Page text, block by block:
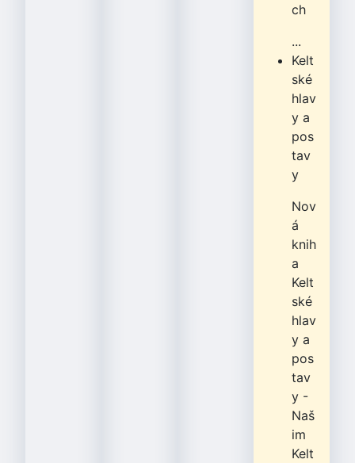
ch
...
Kelt
ské
hlav
y a
pos
tav
y
Nov
á
knih
a
Kelt
ské
hlav
y a
pos
tav
y -
Naš
im
Kelt